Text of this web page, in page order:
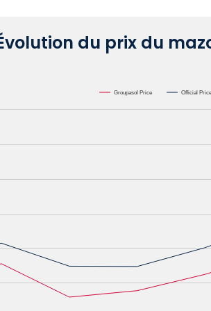
du prix du
Groupasol Price Official Price